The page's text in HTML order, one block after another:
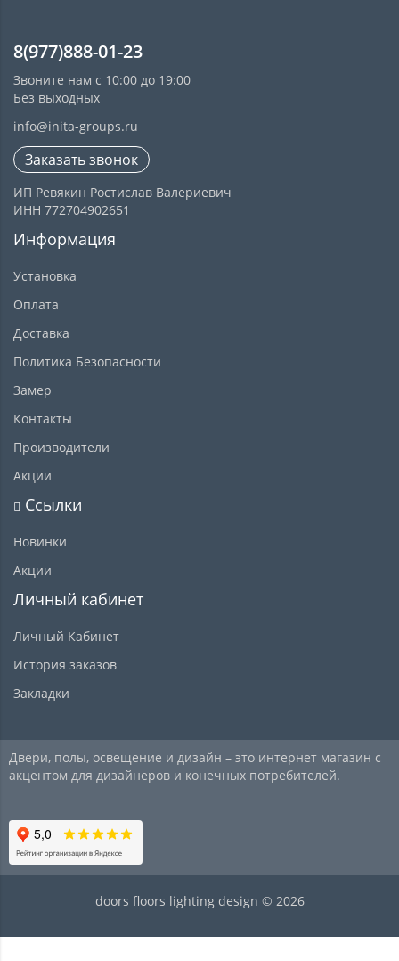
8(977)888-01-23
Звоните нам с 10:00 до 19:00
Без выходных
info@inita-groups.ru
Заказать звонок
ИП Ревякин Ростислав Валериевич
ИНН 772704902651
Информация
Установка
Оплата
Доставка
Политика Безопасности
Замер
Контакты
Производители
Акции
Ссылки
Новинки
Акции
Личный кабинет
Личный Кабинет
История заказов
Закладки
Двери, полы, освещение и дизайн – это интернет магазин с
акцентом для дизайнеров и конечных потребителей.
doors floors lighting design © 2026